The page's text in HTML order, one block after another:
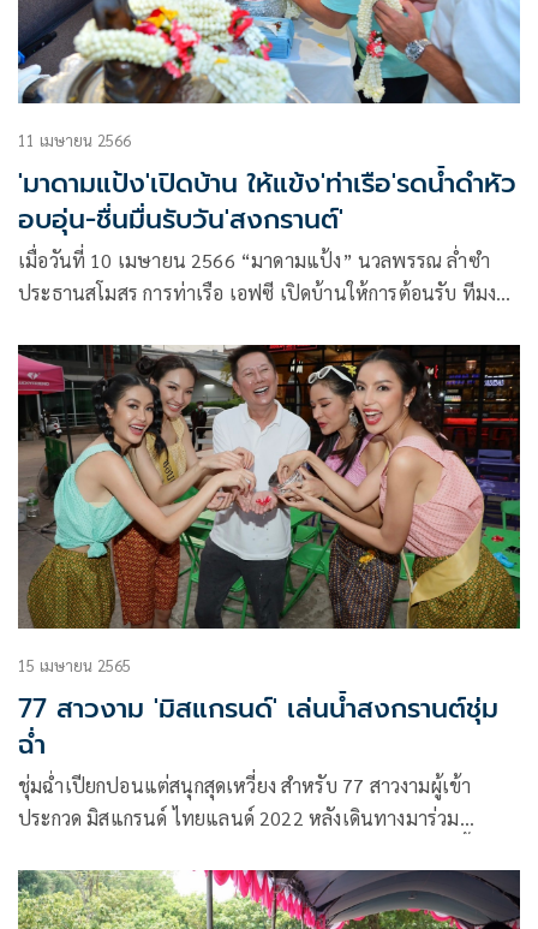
11 เมษายน 2566
'มาดามแป้ง'เปิดบ้าน ให้แข้ง'ท่าเรือ'รดน้ำดำหัว
อบอุ่น-ชื่นมื่นรับวัน'สงกรานต์'
เมื่อวันที่ 10 เมษายน 2566 “มาดามแป้ง” นวลพรรณ ล่ำซำ
ประธานสโมสร การท่าเรือ เอฟซี เปิดบ้านให้การต้อนรับ ทีมงาน
ใหม่ เนื่องในโอกาสก่อนเข้าสู่เทศกาลสงกรานต์ ประจำปี 2566
15 เมษายน 2565
77 สาวงาม 'มิสแกรนด์' เล่นน้ำสงกรานต์ชุ่ม
ฉ่ำ
ชุ่มฉ่ำเปียกปอนแต่สนุกสุดเหวี่ยง สำหรับ 77 สาวงามผู้เข้า
ประกวด มิสแกรนด์ ไทยแลนด์ 2022 หลังเดินทางมาร่วม
เดินทางมาที่ร้าน Some Where (ซัม แวร์) ตัวเมืองขอนแก่น ร่วม
ทำกิจกรรมกับผู้สนับสนุนกองประกวดอย่างสนุกสนาน ภายใต้ธีม